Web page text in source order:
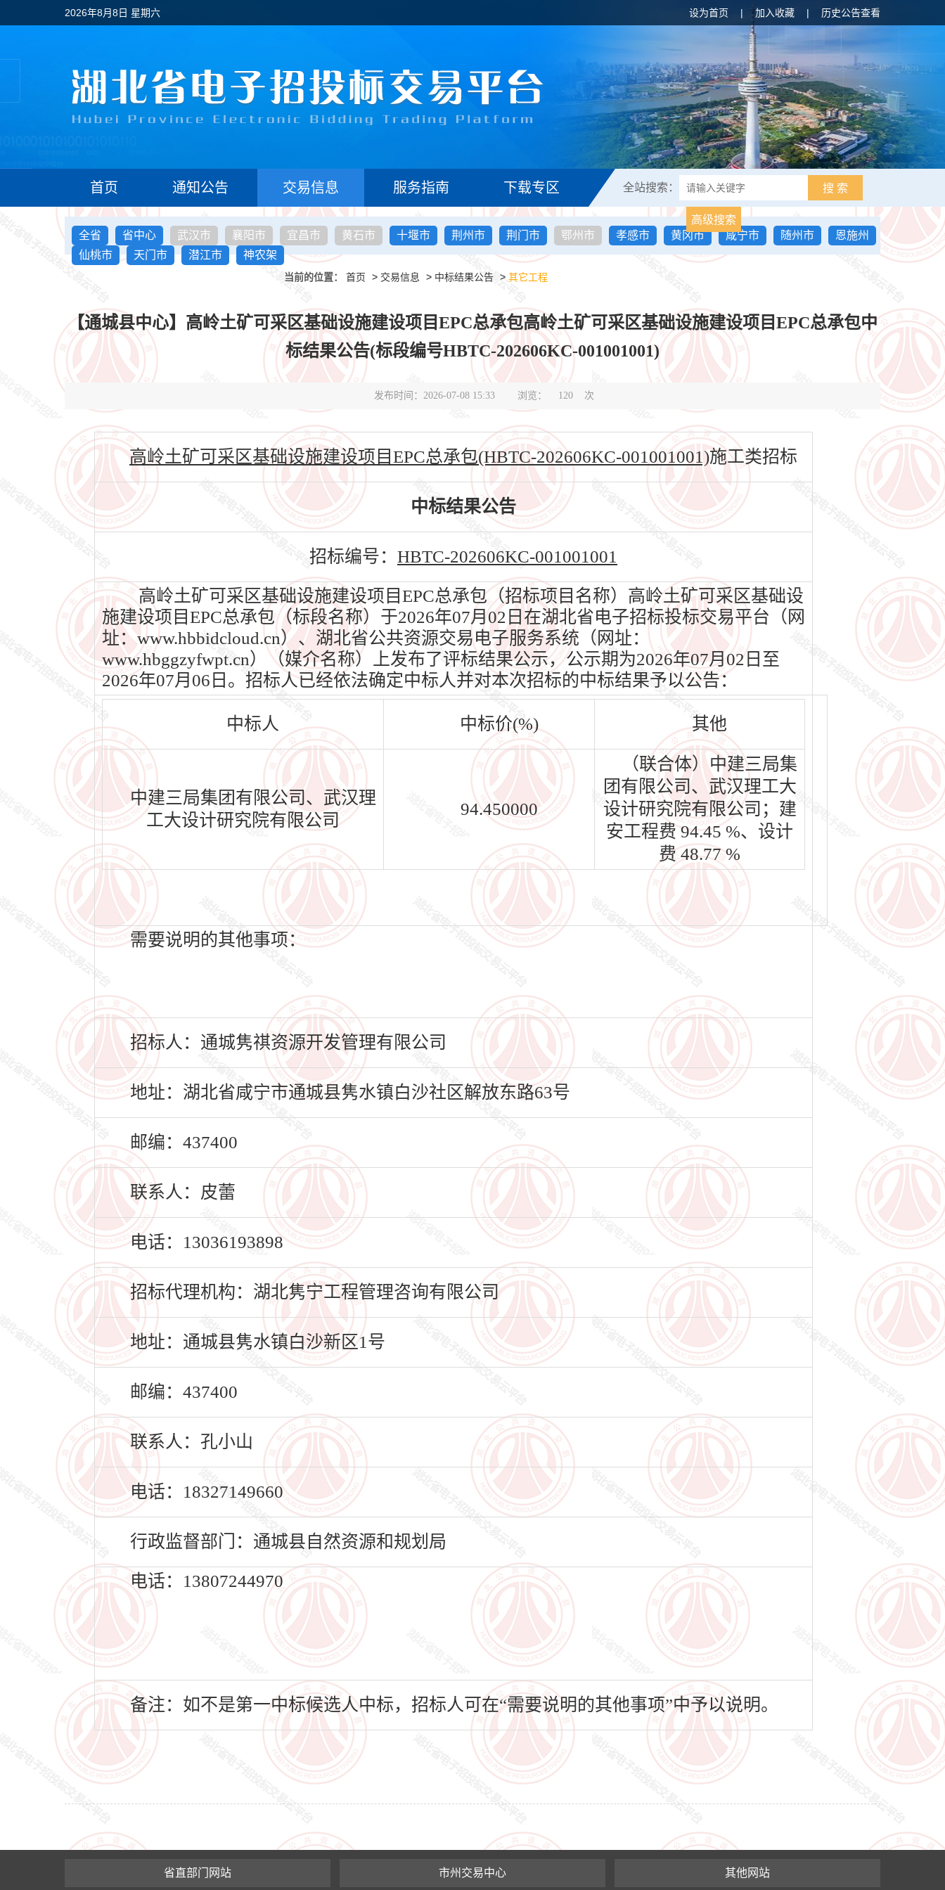
2026年8月8日 星期六 设为首页 | 加入收藏 | 历史公告查看
首页 通知公告 交易信息 服务指南 下载专区 全站搜索： 搜 索
高级搜索
全省
省中心 武汉市 襄阳市 宜昌市 黄石市 十堰市 荆州市 荆门市 鄂州市 孝感市 黄冈市 咸宁市 随州市
恩施州
仙桃市
天门市 潜江市 神农架
当前的位置： 首页 > 交易信息 > 中标结果公告 > 其它工程
【通城县中心】高岭土矿可采区基础设施建设项目EPC总承包高岭土矿可采区基础设施建设项目EPC总承包中
标结果公告(标段编号HBTC-202606KC-001001001)
发布时间：2026-07-08 15:33 浏览： 120 次
高岭土矿可采区基础设施建设项目EPC总承包(HBTC-202606KC-001001001)施工类招标
中标结果公告
招标编号： HBTC-202606KC-001001001
高岭土矿可采区基础设施建设项目EPC总承包（招标项目名称）高岭土矿可采区基础设
施建设项目EPC总承包（标段名称）于2026年07月02日在湖北省电子招标投标交易平台（网
址：www.hbbidcloud.cn）、湖北省公共资源交易电子服务系统（网址：
www.hbggzyfwpt.cn）（媒介名称）上发布了评标结果公示，公示期为2026年07月02日至
2026年07月06日。招标人已经依法确定中标人并对本次招标的中标结果予以公告：
中标人 中标价(%) 其他
中建三局集团有限公司、武汉理
工大设计研究院有限公司
94.450000
（联合体）中建三局集
团有限公司、武汉理工大
设计研究院有限公司；建
安工程费 94.45 %、设计
费 48.77 %
需要说明的其他事项：
招标人：通城隽祺资源开发管理有限公司
地址：湖北省咸宁市通城县隽水镇白沙社区解放东路63号
邮编：437400
联系人：皮蕾
电话：13036193898
招标代理机构：湖北隽宁工程管理咨询有限公司
地址：通城县隽水镇白沙新区1号
邮编：437400
联系人：孔小山
电话：18327149660
行政监督部门：通城县自然资源和规划局
电话：13807244970
备注：如不是第一中标候选人中标，招标人可在“需要说明的其他事项”中予以说明。
省直部门网站 市州交易中心 其他网站